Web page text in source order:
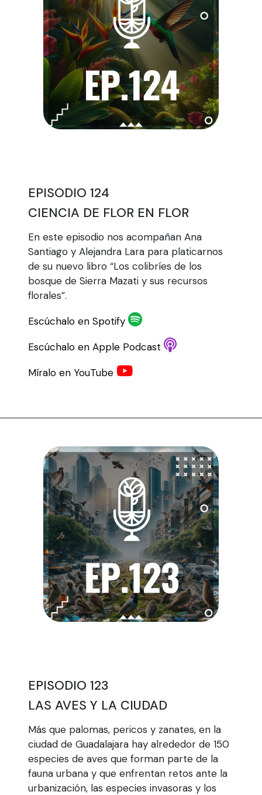
EPISODIO 124
CIENCIA DE FLOR EN FLOR
En este episodio nos acompañan Ana
Santiago y Alejandra Lara para platicarnos
de su nuevo libro “Los colibríes de los
bosque de Sierra Mazati y sus recursos
florales”.
Escúchalo en Spotify
Escúchalo en Apple Podcast
Míralo en YouTube
EPISODIO 123
LAS AVES Y LA CIUDAD
Más que palomas, pericos y zanates, en la
ciudad de Guadalajara hay alrededor de 150
especies de aves que forman parte de la
fauna urbana y que enfrentan retos ante la
urbanización, las especies invasoras y los